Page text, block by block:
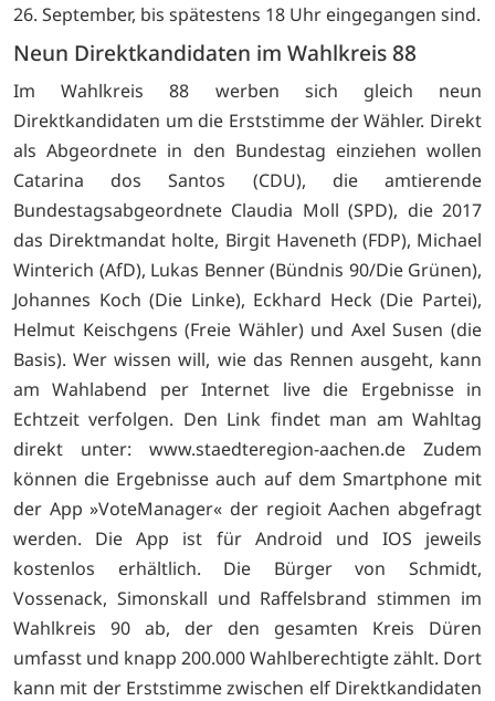
26. September, bis spätestens 18 Uhr eingegangen sind.
Neun Direktkandidaten im Wahlkreis 88
Im Wahlkreis 88 werben sich gleich neun
Direktkandidaten um die Erststimme der Wähler. Direkt
als Abgeordnete in den Bundestag einziehen wollen
Catarina dos Santos (CDU), die amtierende
Bundestagsabgeordnete Claudia Moll (SPD), die 2017
das Direktmandat holte, Birgit Haveneth (FDP), Michael
Winterich (AfD), Lukas Benner (Bündnis 90/Die Grünen),
Johannes Koch (Die Linke), Eckhard Heck (Die Partei),
Helmut Keischgens (Freie Wähler) und Axel Susen (die
Basis). Wer wissen will, wie das Rennen ausgeht, kann
am Wahlabend per Internet live die Ergebnisse in
Echtzeit verfolgen. Den Link findet man am Wahltag
direkt unter: www.staedteregion-aachen.de Zudem
können die Ergebnisse auch auf dem Smartphone mit
der App »VoteManager« der regioit Aachen abgefragt
werden. Die App ist für Android und IOS jeweils
kostenlos erhältlich. Die Bürger von Schmidt,
Vossenack, Simonskall und Raffelsbrand stimmen im
Wahlkreis 90 ab, der den gesamten Kreis Düren
umfasst und knapp 200.000 Wahlberechtigte zählt. Dort
kann mit der Erststimme zwischen elf Direktkandidaten